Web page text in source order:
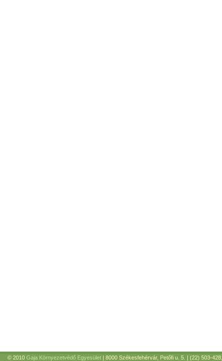
© 2010 Gaja Környezetvédő Egyesület | 8000 Székesfehérvár, Petőfi u. 5. | (22) 503-